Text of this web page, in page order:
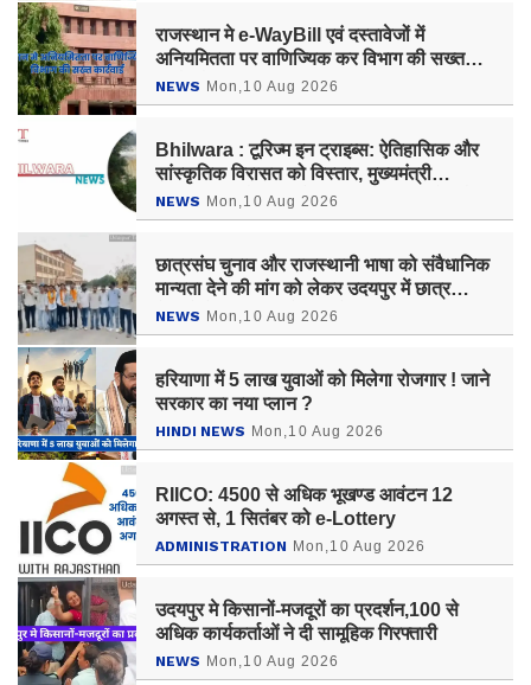
राजस्थान मे e-WayBill एवं दस्तावेजों में
अनियमितता पर वाणिज्यिक कर विभाग की सख्त
कार्रवाई
NEWS Mon,10 Aug 2026
Bhilwara : टूरिज्म इन ट्राइब्स: ऐतिहासिक और
सांस्कृतिक विरासत को विस्तार, मुख्यमंत्री
भजनलाल शर्मा दिला रहे आदिवासी अंचल को नई
पहचान
NEWS Mon,10 Aug 2026
छात्रसंघ चुनाव और राजस्थानी भाषा को संवैधानिक
मान्यता देने की मांग को लेकर उदयपुर में छात्र
नेताओं ने की22 किलोमीटर पेडल यात्रा
NEWS Mon,10 Aug 2026
हरियाणा में 5 लाख युवाओं को मिलेगा रोजगार ! जाने
सरकार का नया प्लान ?
HINDI NEWS Mon,10 Aug 2026
RIICO: 4500 से अधिक भूखण्ड आवंटन 12
अगस्त से, 1 सितंबर को e-Lottery
ADMINISTRATION Mon,10 Aug 2026
उदयपुर मे किसानों-मजदूरों का प्रदर्शन,100 से
अधिक कार्यकर्ताओं ने दी सामूहिक गिरफ्तारी
NEWS Mon,10 Aug 2026